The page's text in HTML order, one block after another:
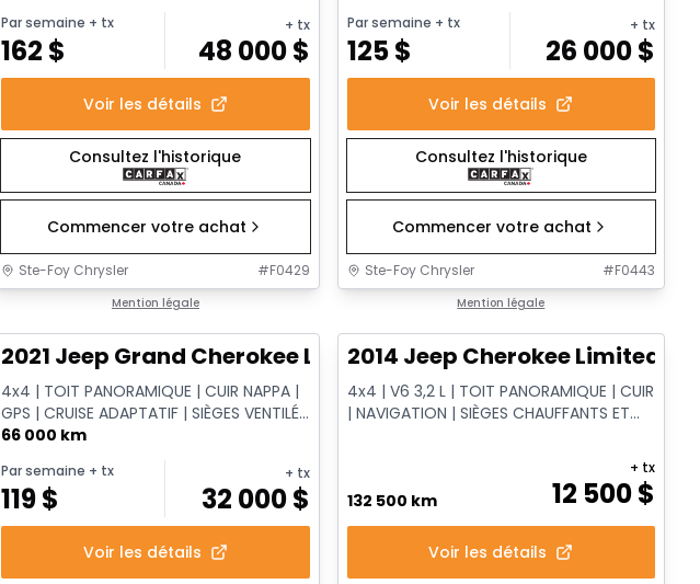
Par semaine + tx
162 $
+ tx
48 000$
Voir les détails
Consultez l'historique
Commencer votre achat
Ste-Foy Chrysler #F0429
Mention légale
Par semaine + tx
125$
+ tx
26 000$
Voir les détails
Consultez l'historique
Commencer votre achat
Ste-Foy Chrysler #F0443
Mention légale
Très bonne offre
2021 Jeep Grand Cherokee Limited
4x4 | TOIT PANORAMIQUE | CUIR NAPPA |
GPS | CRUISE ADAPTATIF | SIÈGES VENTILÉS
| HAYON ÉLECTRIQUE
66 000 km
Par semaine + tx
119$
+ tx
32 000$
Voir les détails
Très bonne offre
2014 Jeep Cherokee Limited
4x4 | V6 3,2 L | TOIT PANORAMIQUE | CUIR
| NAVIGATION | SIÈGES CHAUFFANTS ET
132 500 km 12 500$
+ tx
Voir les détails